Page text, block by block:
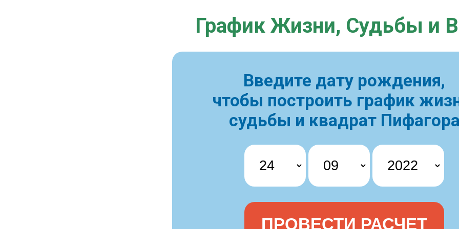
График Жизни, Судьбы и
Введите дату рождения,
чтобы построить график
судьбы и квадрат Пифагора
ПРОВЕСТИ РАСЧЕТ